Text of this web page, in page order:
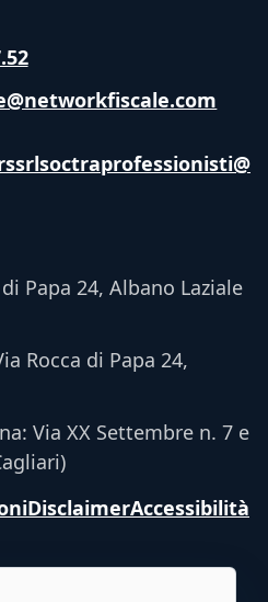
Papa 24, Albano Laziale
Rocca di Papa 24,
Via XX Settembre n. 7 e
DisclaimerAccessibilità